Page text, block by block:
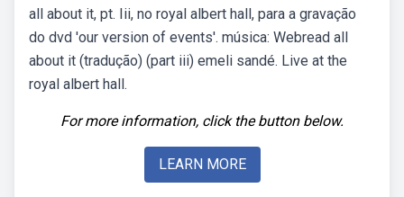
all about it, pt. Iii, no royal albert hall, para a gravação
do dvd 'our version of events'. música: Webread all
about it (tradução) (part iii) emeli sandé. Live at the
royal albert hall.
For more information, click the button below.
LEARN MORE